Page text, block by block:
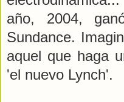
año, 2004,
Sundance.
aquel que haga
'el nuevo Lynch'.